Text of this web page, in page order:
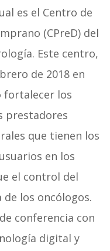
es el Centro de
(CPreD) del
. Este centro,
de 2018 en
fortalecer los
prestadores
que tienen los
en los
el control del
de los oncólogos.
conferencia con
digital y